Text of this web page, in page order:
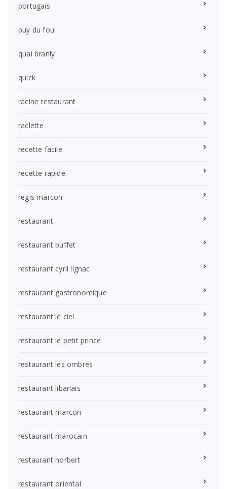
portugais
puy du fou
quai branly
quick
racine restaurant
raclette
recette facile
recette rapide
regis marcon
restaurant
restaurant buffet
restaurant cyril lignac
restaurant gastronomique
restaurant le ciel
restaurant le petit prince
restaurant les ombres
restaurant libanais
restaurant marcon
restaurant marocain
restaurant norbert
restaurant oriental